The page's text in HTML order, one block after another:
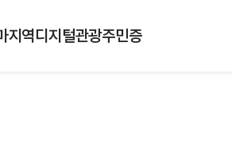
지역디지털관광주민증